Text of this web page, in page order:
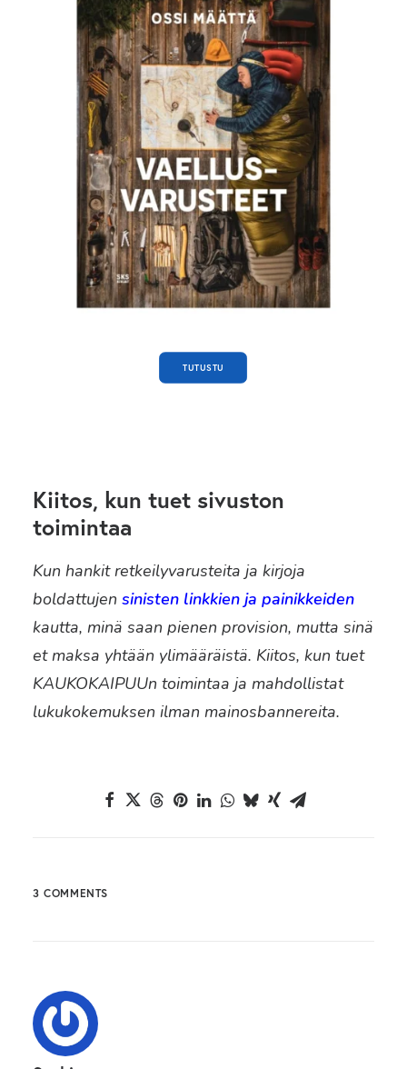
TUTUSTU
Kiitos, kun tuet sivuston
toimintaa
Kun hankit retkeilyvarusteita ja kirjoja
boldattujen sinisten linkkien ja painikkeiden
kautta, minä saan pienen provision, mutta sinä
et maksa yhtään ylimääräistä. Kiitos, kun tuet
KAUKOKAIPUUn toimintaa ja mahdollistat
lukukokemuksen ilman mainosbannereita.
3 COMMENTS